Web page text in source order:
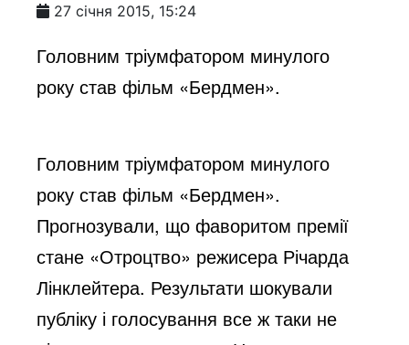
27 січня 2015, 15:24
Головним тріумфатором минулого
року став фільм «Бердмен».
Головним тріумфатором минулого
року став фільм «Бердмен».
Прогнозували, що фаворитом премії
стане «Отроцтво» режисера Річарда
Лінклейтера. Результати шокували
публіку і голосування все ж таки не